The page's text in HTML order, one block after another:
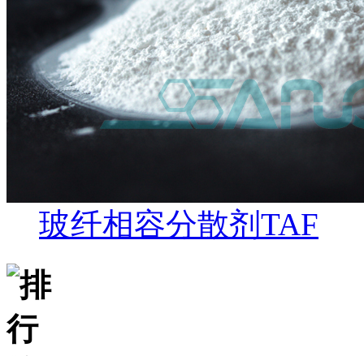
玻纤相容分散剂TAF